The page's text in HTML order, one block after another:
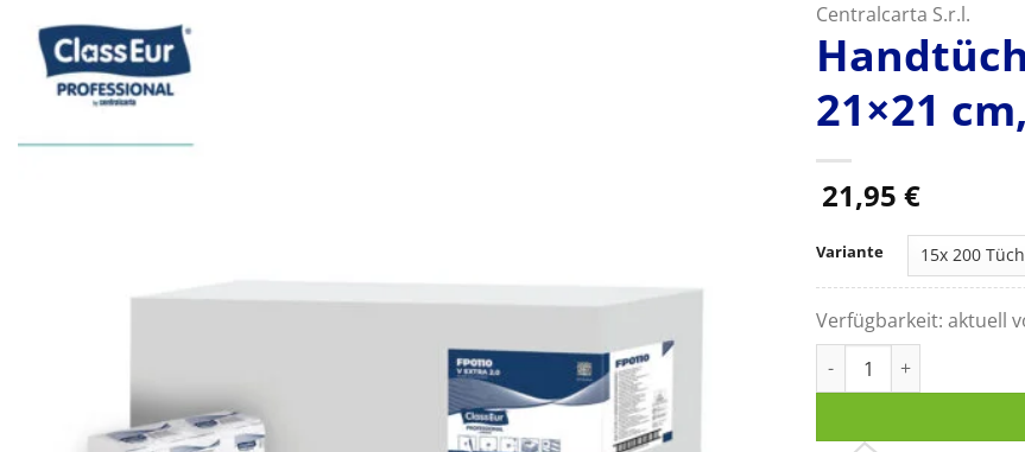
Centralcarta S.r.l.
21×21
21,95 €
Variante
Verfügbarkeit: aktuell